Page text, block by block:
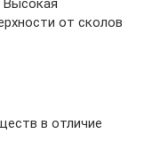
Высокая
от сколов
в отличие